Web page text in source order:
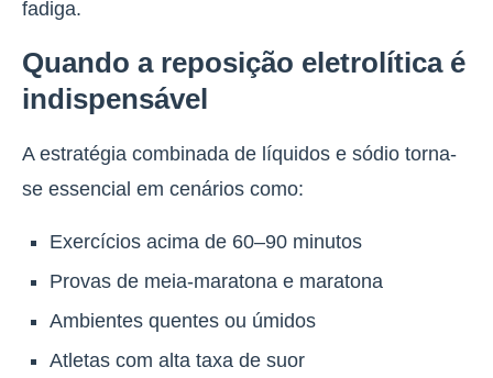
fadiga.
Quando a reposição eletrolítica é
indispensável
A estratégia combinada de líquidos e sódio torna-
se essencial em cenários como:
Exercícios acima de 60–90 minutos
Provas de meia-maratona e maratona
Ambientes quentes ou úmidos
Atletas com alta taxa de suor